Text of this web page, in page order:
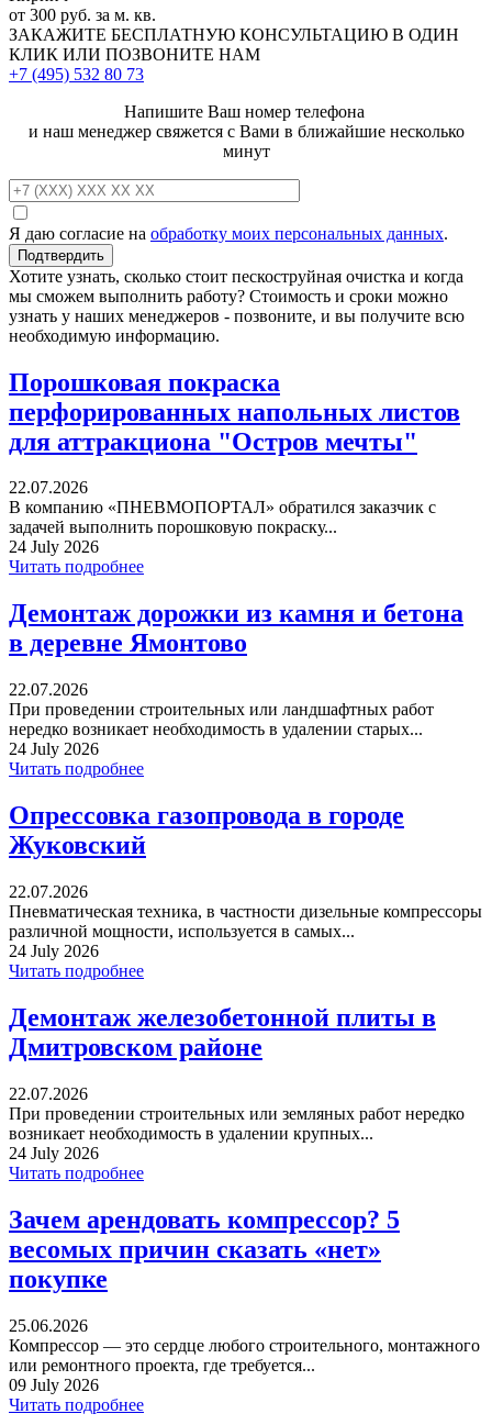
от 300 руб. за м. кв.
ЗАКАЖИТЕ БЕСПЛАТНУЮ КОНСУЛЬТАЦИЮ В ОДИН
КЛИК ИЛИ ПОЗВОНИТЕ НАМ
+7 (495) 532 80 73
Напишите Ваш номер телефона
и наш менеджер свяжется с Вами в ближайшие несколько
минут
Я даю согласие на обработку моих персональных данных.
Хотите узнать, сколько стоит пескоструйная очистка и когда
мы сможем выполнить работу? Стоимость и сроки можно
узнать у наших менеджеров - позвоните, и вы получите всю
необходимую информацию.
Порошковая покраска
перфорированных напольных листов
для аттракциона "Остров мечты"
22.07.2026
В компанию «ПНЕВМОПОРТАЛ» обратился заказчик с
задачей выполнить порошковую покраску...
24 July 2026
Читать подробнее
Демонтаж дорожки из камня и бетона
в деревне Ямонтово
22.07.2026
При проведении строительных или ландшафтных работ
нередко возникает необходимость в удалении старых...
24 July 2026
Читать подробнее
Опрессовка газопровода в городе
Жуковский
22.07.2026
Пневматическая техника, в частности дизельные компрессоры
различной мощности, используется в самых...
24 July 2026
Читать подробнее
Демонтаж железобетонной плиты в
Дмитровском районе
22.07.2026
При проведении строительных или земляных работ нередко
возникает необходимость в удалении крупных...
24 July 2026
Читать подробнее
Зачем арендовать компрессор? 5
весомых причин сказать «нет»
покупке
25.06.2026
Компрессор — это сердце любого строительного, монтажного
или ремонтного проекта, где требуется...
09 July 2026
Читать подробнее